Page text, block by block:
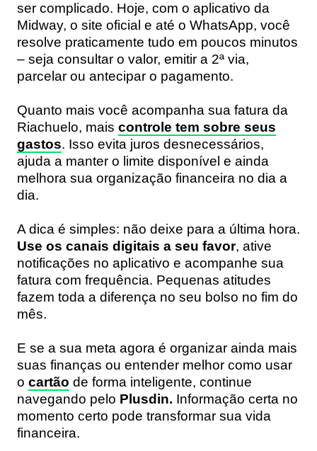
ser complicado. Hoje, com o aplicativo da
Midway, o site oficial e até o WhatsApp, você
resolve praticamente tudo em poucos minutos
– seja consultar o valor, emitir a 2ª via,
parcelar ou antecipar o pagamento.
Quanto mais você acompanha sua fatura da
Riachuelo, mais controle tem sobre seus
gastos. Isso evita juros desnecessários,
ajuda a manter o limite disponível e ainda
melhora sua organização financeira no dia a
dia.
A dica é simples: não deixe para a última hora.
Use os canais digitais a seu favor, ative
notificações no aplicativo e acompanhe sua
fatura com frequência. Pequenas atitudes
fazem toda a diferença no seu bolso no fim do
mês.
E se a sua meta agora é organizar ainda mais
suas finanças ou entender melhor como usar
o cartão de forma inteligente, continue
navegando pelo Plusdin. Informação certa no
momento certo pode transformar sua vida
financeira.